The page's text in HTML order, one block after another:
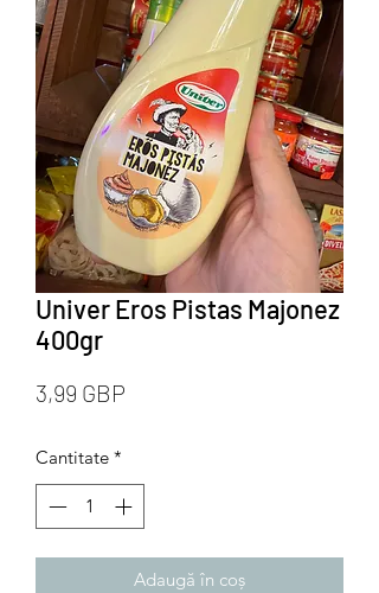
Univer Eros Pistas Majonez
400gr
3,99 GBP
Cantitate *
Adaugă în coș